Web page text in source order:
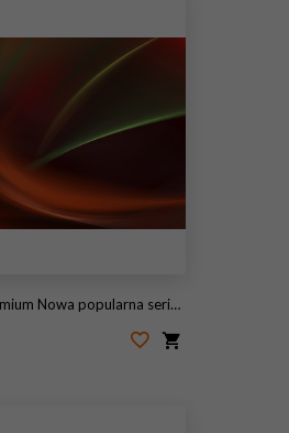
Nowa popularna seria. Nice Design